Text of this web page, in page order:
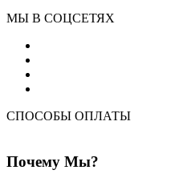
МЫ В СОЦСЕТЯХ
СПОСОБЫ ОПЛАТЫ
Почему Мы?